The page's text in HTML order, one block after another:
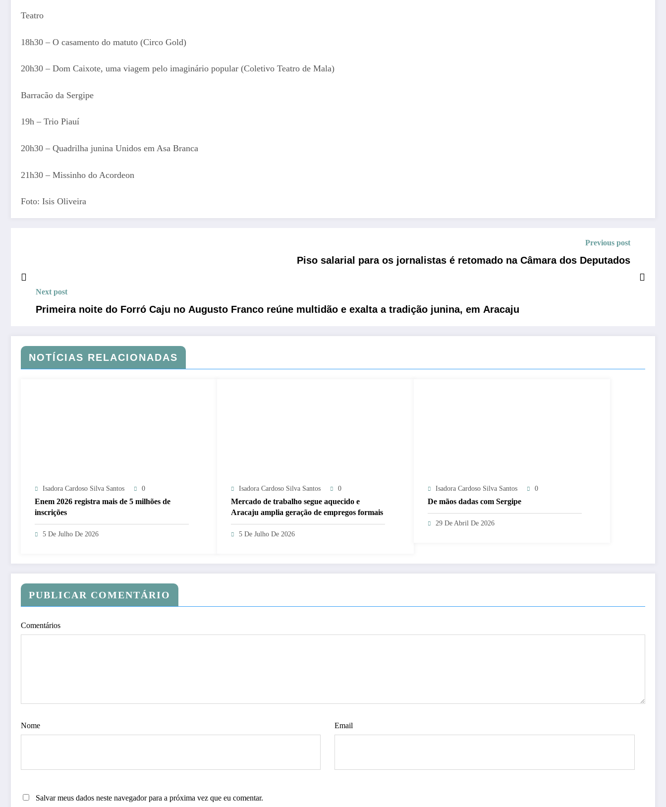
Teatro
18h30 – O casamento do matuto (Circo Gold)
20h30 – Dom Caixote, uma viagem pelo imaginário popular (Coletivo Teatro de Mala)
Barracão da Sergipe
19h – Trio Piauí
20h30 – Quadrilha junina Unidos em Asa Branca
21h30 – Missinho do Acordeon
Foto: Isis Oliveira
Previous post
Piso salarial para os jornalistas é retomado na Câmara dos Deputados
Next post
Primeira noite do Forró Caju no Augusto Franco reúne multidão e exalta a tradição junina, em Aracaju
NOTÍCIAS RELACIONADAS
Isadora Cardoso Silva Santos 0
Enem 2026 registra mais de 5 milhões de
inscrições
5 De Julho De 2026
Isadora Cardoso Silva Santos 0
Mercado de trabalho segue aquecido e
Aracaju amplia geração de empregos formais
5 De Julho De 2026
Isadora Cardoso Silva Santos 0
De mãos dadas com Sergipe
29 De Abril De 2026
PUBLICAR COMENTÁRIO
Comentários
Nome Email
Salvar meus dados neste navegador para a próxima vez que eu comentar.